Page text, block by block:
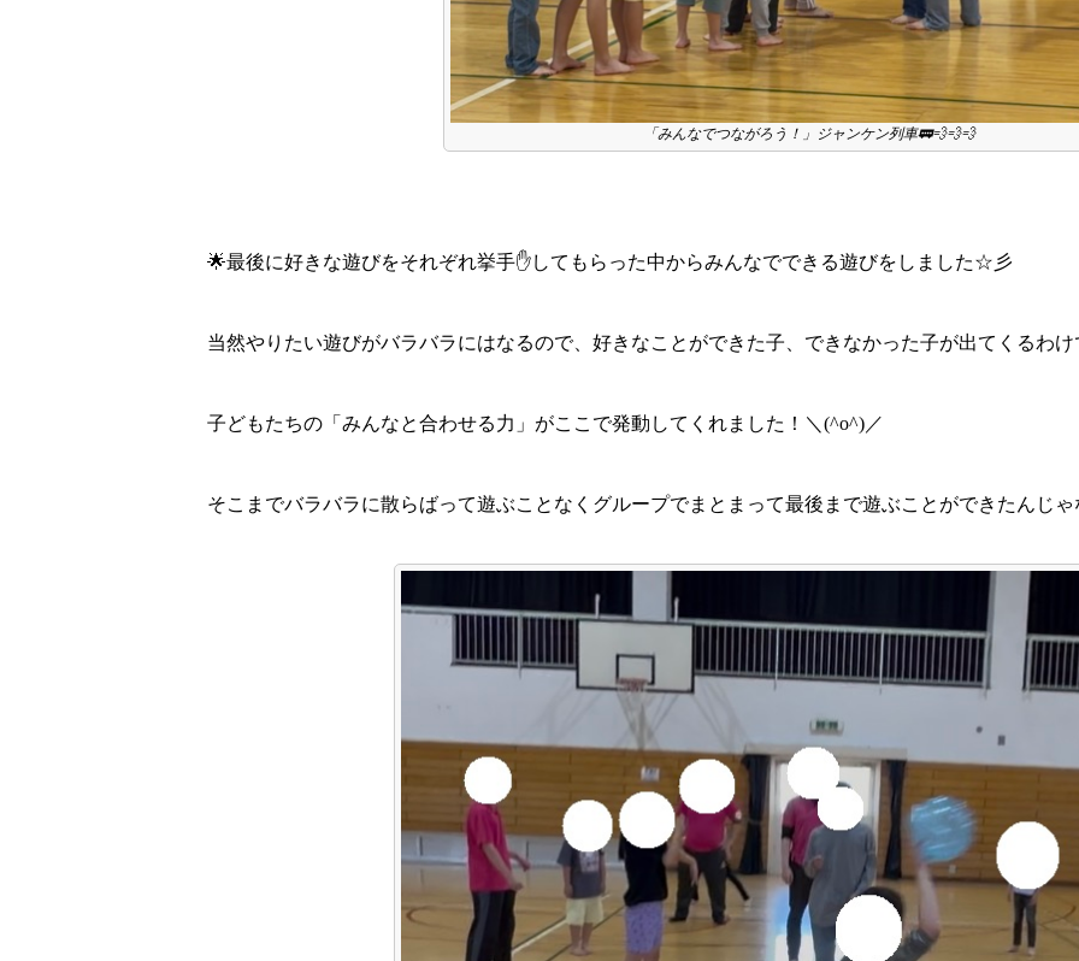
「みんなでつながろう！」ジャンケン列車🚃💨💨💨
🌟最後に好きな遊びをそれぞれ挙手✋してもらった中からみんなでできる遊びをしました☆彡
当然やりたい遊びがバラバラにはなるので、好きなことができた子、できなかった子が出てくるわ
子どもたちの「みんなと合わせる力」がここで発動してくれました！＼(^o^)／
そこまでバラバラに散らばって遊ぶことなくグループでまとまって最後まで遊ぶことができたんじ